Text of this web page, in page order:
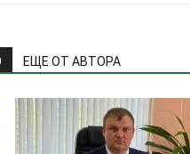
ЕЩЕ ОТ АВТОРА